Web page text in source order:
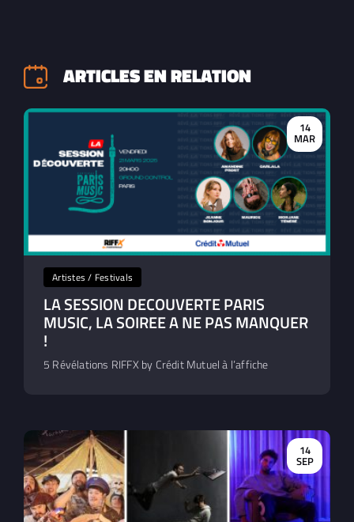
ARTICLES EN RELATION
14
MAR
Artistes / Festivals
LA SESSION DECOUVERTE PARIS
MUSIC, LA SOIREE A NE PAS MANQUER
!
5 Révélations RIFFX by Crédit Mutuel à l’affiche
14
SEP